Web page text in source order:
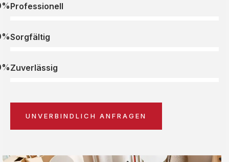
Professionell
Sorgfältig
Zuverlässig
UNVERBINDLICH ANFRAGEN